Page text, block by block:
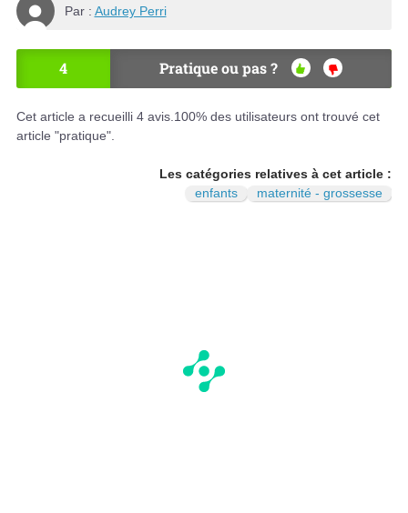
Par : Audrey Perri
4 Pratique ou pas ?
OU
NO
N
Cet article a recueilli 4 avis. 100% des utilisateurs ont trouvé cet
article "pratique".
Les catégories relatives à cet article :
enfants
maternité - grossesse